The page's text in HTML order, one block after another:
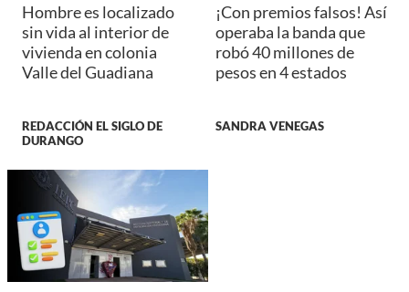
Hombre es localizado
sin vida al interior de
vivienda en colonia
Valle del Guadiana
REDACCIÓN EL SIGLO DE
DURANGO
¡Con premios falsos! Así
operaba la banda que
robó 40 millones de
pesos en 4 estados
SANDRA VENEGAS